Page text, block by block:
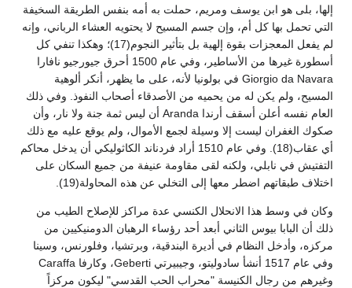
إلها، بلى هو ابن يوسف ومريم، حملت به أمه بنفس الطريقة السخيفة
التي تحمل بها كل أم، وإن جسم المسيح لا يحتويه العشاء الرباني، وإنه
لم يفعل المعجزات بقوة إلهية بل بتأثير النجوم(17)؛ وهكذا تنفي كل
أسطورة غيرها من الأساطير، وفي عام 1500 أحرق جيورجيو نافارا
Giorgio da Navara في بولونيا لأنه، على ما يظهر، أنكر ألوهية
المسيح، ولم يكن له من يحميه من الأصدقاء أصحاب النفوذ. وفي ذلك
العام نفسه أعلن أسقف أرندا Aranda أن ليس ثمة جنة ولا نار، وأن
صكوك الغفران ليست إلا وسيلة لجمع الأموال، ولم يوقع عليه مع ذلك
أي عقاب(18). وفي عام 1510 أراد فردناند الكاثوليكي أن يدخل محاكم
التفتيش في نابلي، ولكنه لقى مقاومة عنيفة من جميع السكان على
اختلاف طبقاتهم اضطر معها إلى التخلي عن هذه المحاولة(19).
وكان في وسط هذا الانحلال الكنسي عدة مراكز للإصلاح الطيب من
ذلك أن البابا بيوس الثاني أبعد أحد رؤساء الرهبان الدومنيكيين من
مركزه، وأدخل النظام في أديرة البندقية، وبرتشيا، وفلورنس، وسينا
وفي عام 1517 أنشأ سادوليتو، وجيبيرتي Geberti، وكارفا Caraffa
وغيرهم من رجال الكنيسة "محراب الحب القدسي" ليكون مركزاً